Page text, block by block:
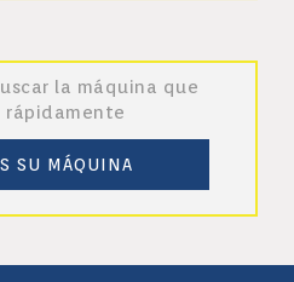
la máquina que
rápidamente
SU MÁQUINA